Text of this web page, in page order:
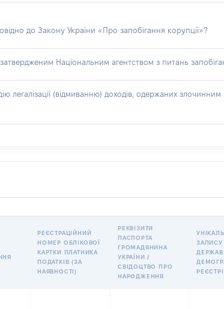
до Закону України «Про запобігання корупції»?
Національним агентством з питань
легалізації (відмиванню) доходів, одержаних
РЕЄСТРАЦІЙНИЙ
НОМЕР ОБЛІКОВОЇ
КАРТКИ ПЛАТНИКА
ПОДАТКІВ (ЗА
НАЯВНОСТІ)
РЕКВІЗИТИ
ПАСПОРТА
ГРОМАДЯНИНА
УКРАЇНИ /
СВІДОЦТВО ПРО
НАРОДЖЕННЯ